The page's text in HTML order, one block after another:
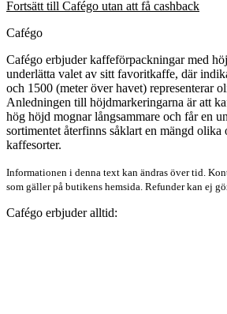
Fortsätt till Cafégo utan att få cashback
Cafégo
Cafégo erbjuder kaffeförpackningar med
underlätta valet av sitt favoritkaffe, där
och 1500 (meter över havet) representerar
Anledningen till höjdmarkeringarna är att
hög höjd mognar långsammare och får en
sortimentet återfinns såklart en mängd olika
kaffesorter.
Informationen i denna text kan ändras över tid.
som gäller på butikens hemsida. Refunder kan ej
Cafégo erbjuder alltid: